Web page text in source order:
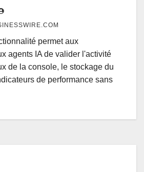
permet aux
agents IA de valider l'activité
de la console, le stockage du
de performance sans